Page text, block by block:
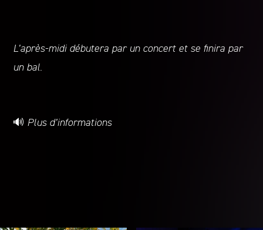
L’après-midi débutera par un concert et se finira par
un bal.
🔊 Plus d’informations